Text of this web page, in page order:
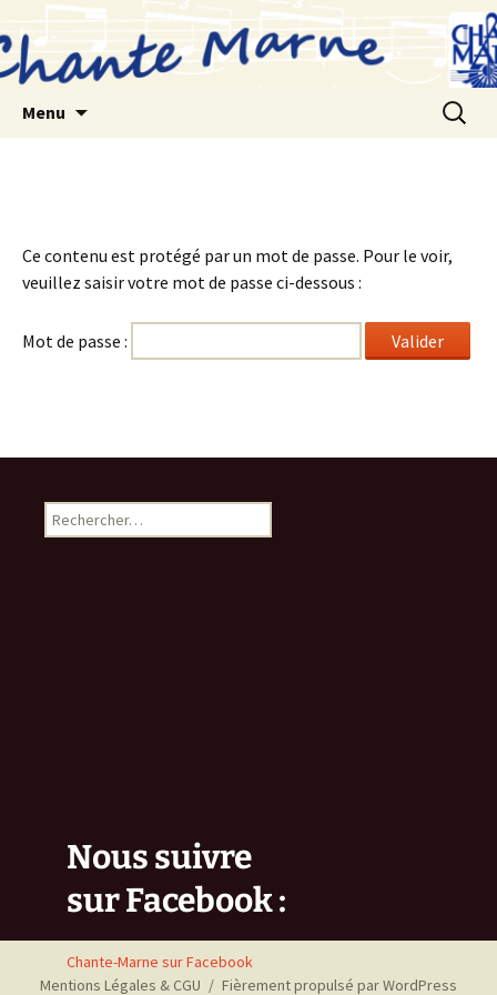
au
contenu
Menu
Ce contenu est protégé par un mot de passe. Pour le voir,
veuillez saisir votre mot de passe ci-dessous :
Mot de passe :
Rechercher :
Nous suivre
sur Facebook :
Chante-Marne sur Facebook
Mentions Légales & CGU
Fièrement propulsé par WordPress